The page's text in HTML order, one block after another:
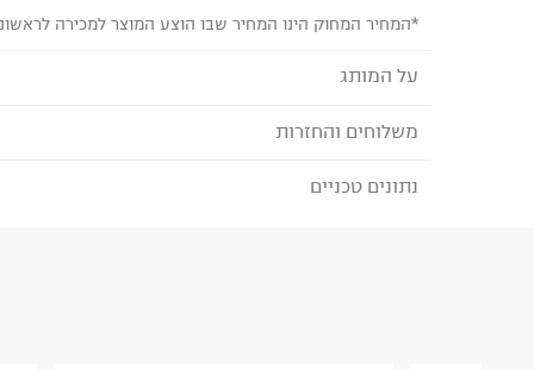
*המחיר המחוק הינו המחיר שבו הוצע המוצר למכירה
על המותג
SHILAV - שילב
משלוחים והחזרות
לבחירת בשיטת המשלוח המתאימה לכם,
נתונים טכניים